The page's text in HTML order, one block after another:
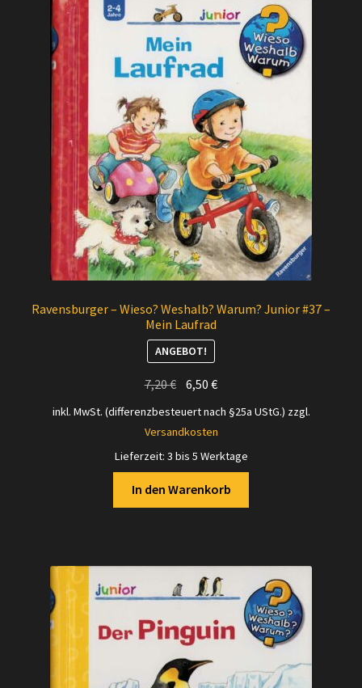
Ravensburger – Wieso? Weshalb? Warum? Junior #37 –
Mein Laufrad
ANGEBOT!
7,20€ Ursprünglicher
war:
6,50€Aktueller
Preis
inkl. MwSt. (differenzbesteuert nach §25a UStG.) zzgl.
Versandkosten
Lieferzeit: 3 bis 5 Werktage
In den Warenkorb